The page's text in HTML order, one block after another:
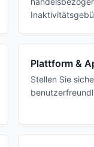
Plattform &
Stellen Sie